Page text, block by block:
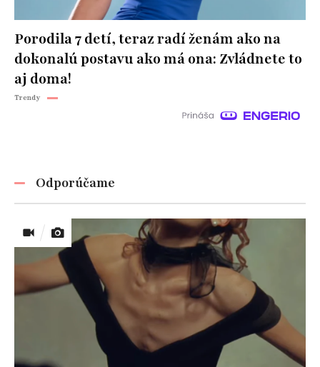
Porodila 7 detí, teraz radí ženám ako na
dokonalú postavu ako má ona: Zvládnete to
aj doma!
Trendy
Odporúčame